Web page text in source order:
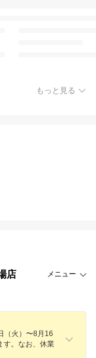
もっと見る
店 メニュー
（火）〜8月16
す。なお、休業